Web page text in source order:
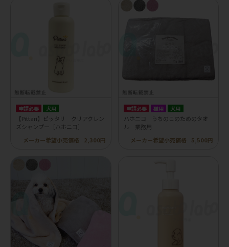
申請必要 犬用
【Pittari】ピッタリ クリアクレン
ズシャンプー［ハホニコ］
メーカー希望小売価格
2,300円
申請必要 猫用 犬用
ハホニコ うちのこのためのタオ
ル 業務用
メーカー希望小売価格
5,500円